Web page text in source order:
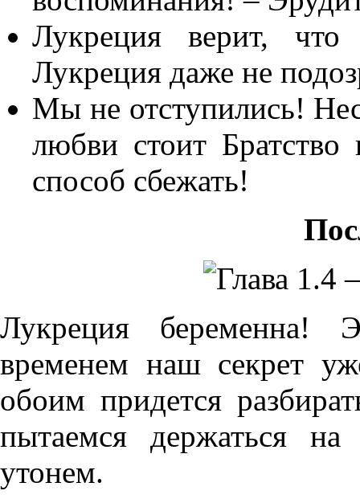
Лукреция верит,
Лукреция даже не
Мы не отступились!
любви стоит
способ сбежать!
Лукреция
временем наш секрет
обоим придется
пытаемся держаться
утонем.